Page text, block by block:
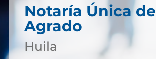
Notaría Única de
Agrado
Huila